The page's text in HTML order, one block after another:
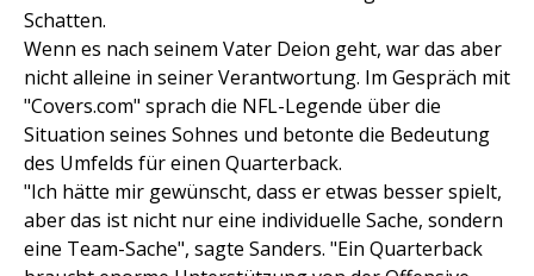
Schatten.
Wenn es nach seinem Vater Deion geht, war das aber
nicht alleine in seiner Verantwortung. Im Gespräch mit
"Covers.com" sprach die NFL-Legende über die
Situation seines Sohnes und betonte die Bedeutung
des Umfelds für einen Quarterback.
"Ich hätte mir gewünscht, dass er etwas besser spielt,
aber das ist nicht nur eine individuelle Sache, sondern
eine Team-Sache", sagte Sanders. "Ein Quarterback